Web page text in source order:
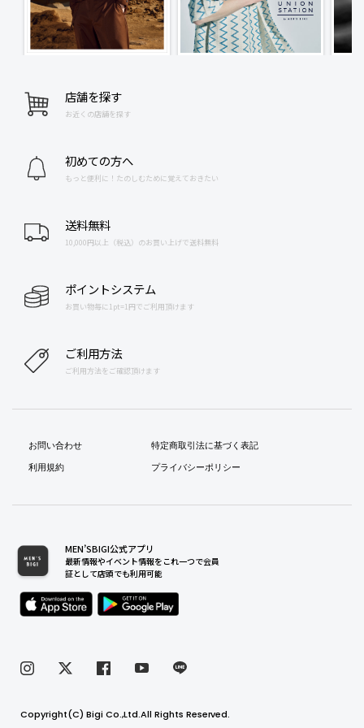
店舗を探す
お近くの店舗を探す
初めての方へ
もっと便利に！たのしむために覚えておきたい
送料無料
10,000円以上（税込）のお買い上げで送料無料
ポイントシステム
お買い物毎に1pt=1円でご利用頂けます
ご利用方法
ご利用方法をご確認頂けます
お問い合わせ
利用規約
特定商取引法に基づく表記
プライバシーポリシー
MEN’SBIGI公式アプリ
最新情報やイベント情報をこれ一つで会員
証として店頭でも利用可能
Copyright(C) Bigi Co.,Ltd.All Rights Reserved.